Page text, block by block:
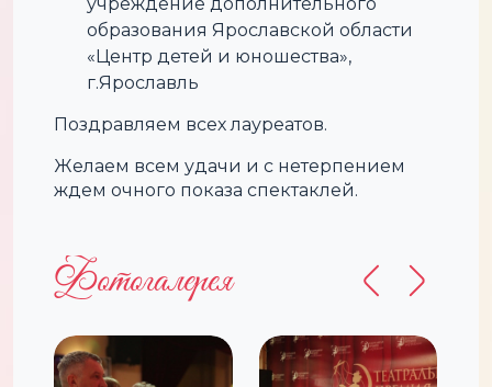
образования Ярославской области
«Центр детей и юношества»,
г.Ярославль
Поздравляем всех лауреатов.
Желаем всем удачи и с нетерпением
ждем очного показа спектаклей.
Фотогалерея